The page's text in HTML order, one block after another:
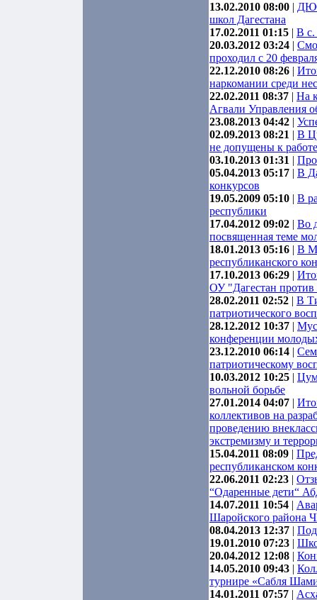
13.02.2010 08:00 |
школ Дагестана
17.02.2011 01:15 | В с.
20.03.2012 03:24 |
проходил с 20
22.12.2010 08:26 |
наркомании среди
22.02.2011 08:37 | На
Агвали Управления
23.08.2013 04:42 |
02.09.2013 08:21 | В
не допущены к работе
03.10.2013 01:31 |
05.04.2013 05:17 | В
конкурсов
19.05.2009 05:10 | В
республики
17.04.2012 09:02 | Во
посвященная теме
18.01.2013 05:16 | В
республиканского
17.10.2013 06:29 |
ОУ "Дагестан против
28.02.2011 02:52 | В
патриотического
28.12.2012 10:37 |
конференции
23.12.2010 06:14 |
патриотическому
10.03.2012 10:25 |
вольной борьбе
27.01.2014 04:07 |
коллективов на
проведению
экстремизму и
15.04.2011 08:09 |
республиканском
22.06.2011 02:23 |
“Одаренные дети“
14.07.2011 10:54 |
Шаройского района
08.04.2013 12:37 |
19.01.2010 07:23 |
20.04.2012 12:08 |
14.05.2010 09:43 |
турнире «Сабля
14.01.2011 07:57 |